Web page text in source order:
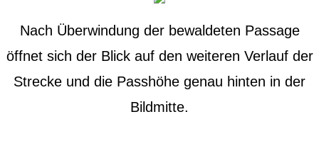
Nach Überwindung der bewaldeten Passage
öffnet sich der Blick auf den weiteren Verlauf der
Strecke und die Passhöhe genau hinten in der
Bildmitte.